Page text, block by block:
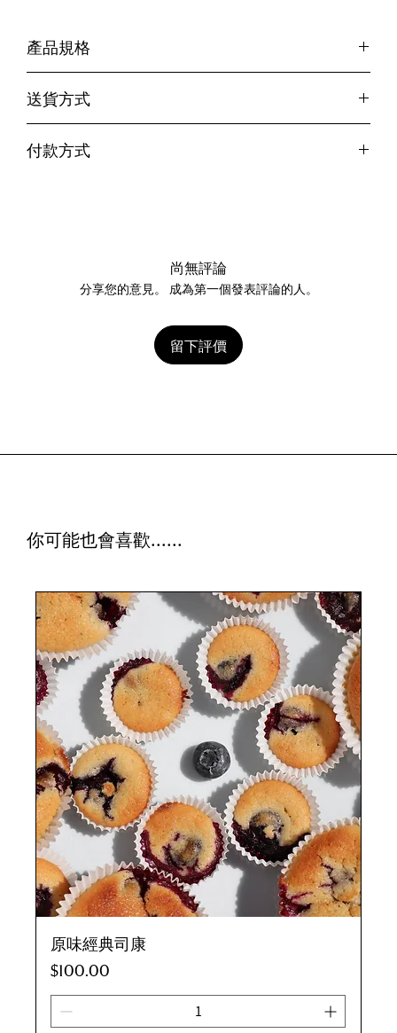
產品規格
賞味期限：2年（開封後請儘早享用）
送貨方式
黑貓宅配-冷凍（貨到付款）
付款方式
尚無評論
分享您的意見。 成為第一個發表評論的人。
留下評價
你可能也會喜歡......
原味經典司康
價格
$100.00